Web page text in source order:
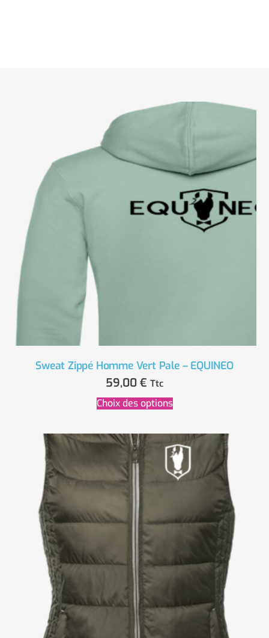
Sweat Zippé Homme Vert Pale – EQUINEO
59,00 € Ttc
Choix des options